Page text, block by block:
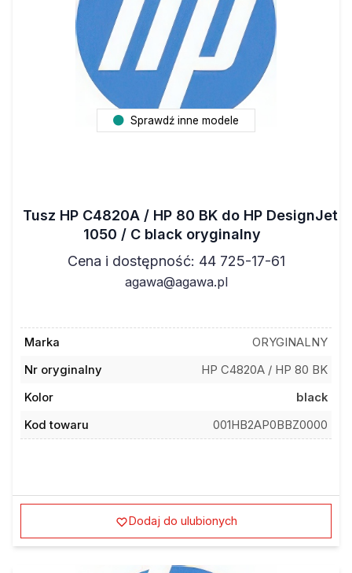
Sprawdź inne modele
Tusz HP C4820A / HP 80 BK do HP DesignJet
1050 / C black oryginalny
Cena i dostępność: 44 725-17-61
agawa@agawa.pl
Marka
ORYGINALNY
Nr oryginalny
HP C4820A / HP 80 BK
Kolor
black
Kod towaru
001HB2AP0BBZ0000
Dodaj do ulubionych